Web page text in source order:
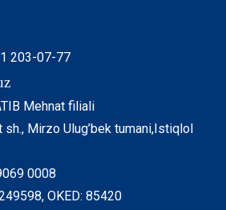
203-07-77
Mehnat filiali
sh., Mirzo Ulug’bek tumani,Istiqlol
0008
OKED: 85420